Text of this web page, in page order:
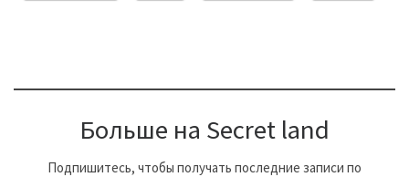
Больше на Secret land
Подпишитесь, чтобы получать последние записи по